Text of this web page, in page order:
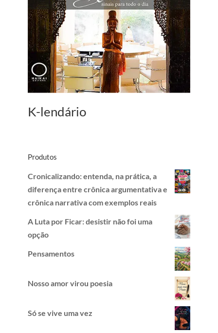
K-lendário
Produtos
Cronicalizando: entenda, na prática, a
diferença entre crônica argumentativa e
crônica narrativa com exemplos reais
A Luta por Ficar: desistir não foi uma
opção
Pensamentos
Nosso amor virou poesia
Só se vive uma vez